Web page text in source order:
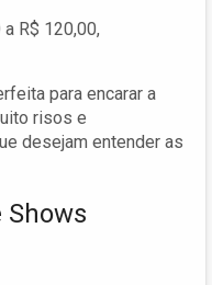
R$ 120,00,
para encarar a
risos e
desejam entender as
Shows